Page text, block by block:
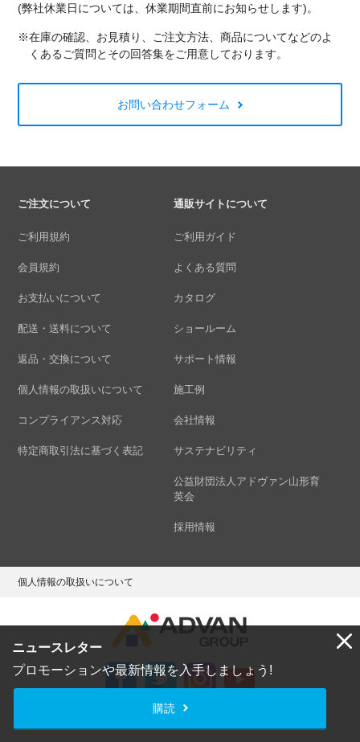
ニュースレター
プロモーションや最新情報を入手しましょう!
購読
(弊社休業日については、休業期間直前にお知らせします)。
※在庫の確認、お見積り、ご注文方法、商品についてなどのよ
くあるご質問とその回答集をご用意しております。
お問い合わせフォーム
ご注文について
ご利用規約
会員規約
お支払いについて
配送・送料について
返品・交換について
個人情報の取扱いについて
コンプライアンス対応
特定商取引法に基づく表記
通販サイトについて
ご利用ガイド
よくある質問
カタログ
ショールーム
サポート情報
施工例
会社情報
サステナビリティ
公益財団法人アドヴァン山形育
英会
採用情報
個人情報の取扱いについて